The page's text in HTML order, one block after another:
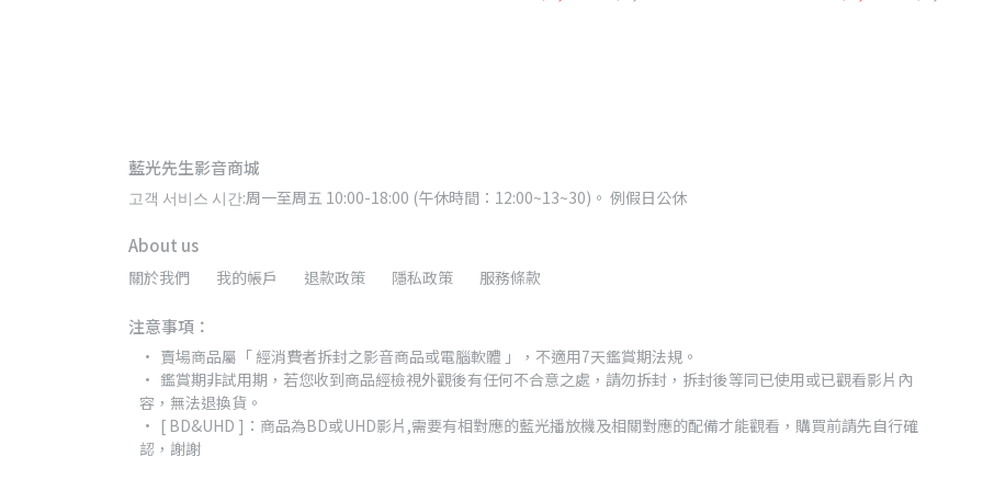
藍光先生影音商城
고객 서비스 시간:周一至周五 10:00-18:00 (午休時間：12:00~13~30)。 例假日公休
About us
關於我們 我的帳戶 退款政策 隱私政策 服務條款
注意事項：
賣場商品屬「 經消費者拆封之影音商品或電腦軟體 」，不適用7天鑑賞期法規。
鑑賞期非試用期，若您收到商品經檢視外觀後有任何不合意之處，請勿拆封，拆封後等同已使用或已觀看影片內
容，無法退換貨。
[ BD&UHD ]：商品為BD或UHD影片,需要有相對應的藍光播放機及相關對應的配備才能觀看，購買前請先自行確
認，謝謝